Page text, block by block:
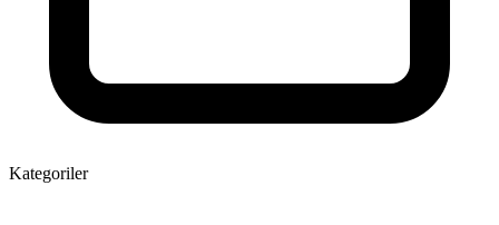
Kategoriler